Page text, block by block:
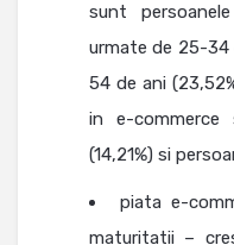
sunt
urmate de 25-34
54 de ani
in e-
(14,21%) si
piata e-
maturitatii –